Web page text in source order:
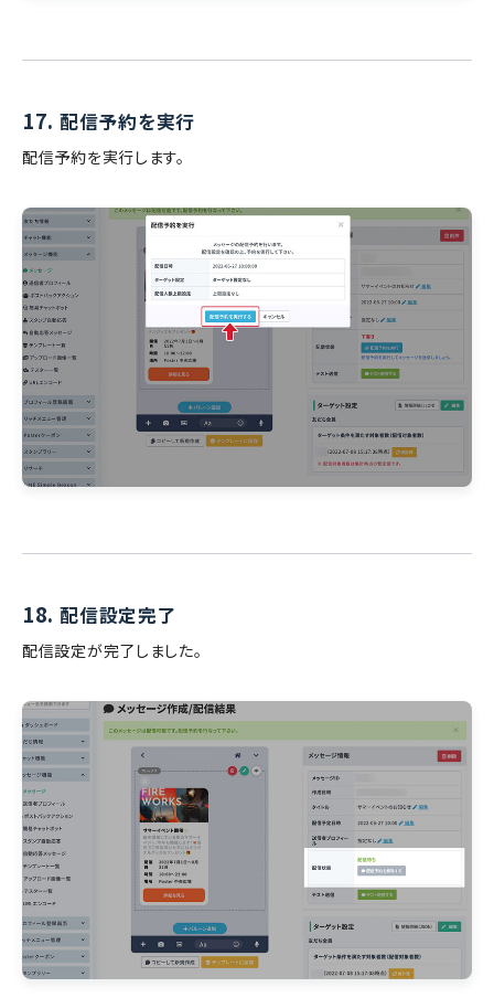
17. 配信予約を実行
配信予約を実行します。
18. 配信設定完了
配信設定が完了しました。